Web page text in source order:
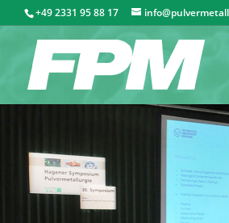
+49 2331 95 88 17